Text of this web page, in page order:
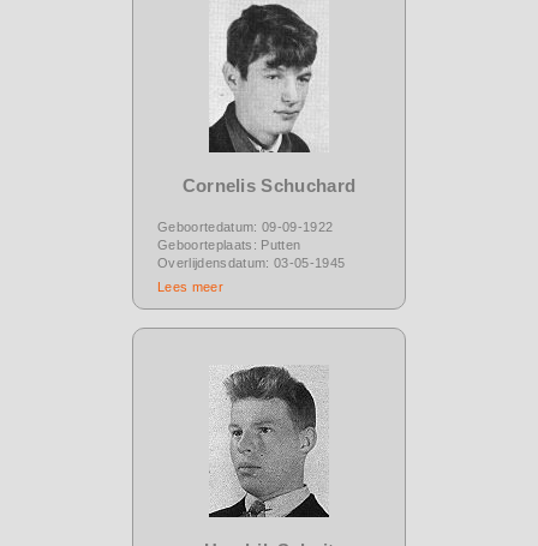
Cornelis Schuchard
Geboortedatum: 09-09-1922
Geboorteplaats: Putten
Overlijdensdatum: 03-05-1945
Lees meer